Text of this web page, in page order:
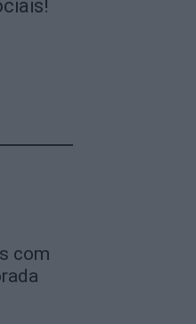
com